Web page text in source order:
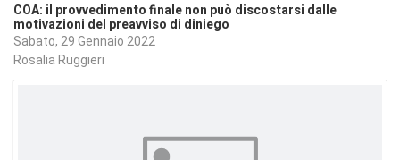
COA: il provvedimento finale non può discostarsi dalle
motivazioni del preavviso di diniego
Sabato, 29 Gennaio 2022
Rosalia Ruggieri